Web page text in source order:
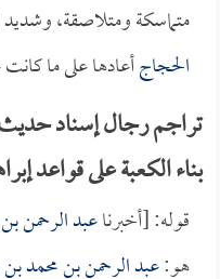
متماسكة ومتلاصقة،
الحجاجأعادها على ما
تراجم رجال إسناد
بناء الكعبة على قواعد
قوله: [أخبرناعبد الرحمن
هو:عبد الرحمن بن محمد